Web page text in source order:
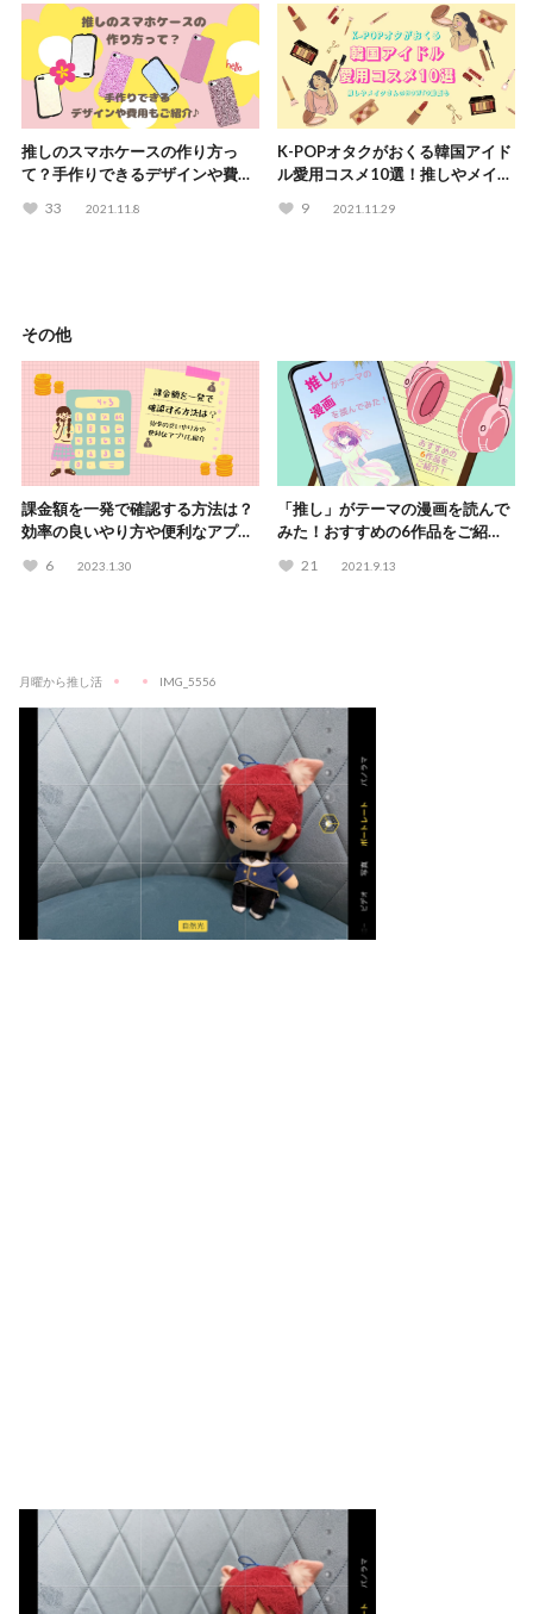
推しのスマホケースの作り方っ
て？手作りできるデザインや費用
33 2021.11.8
K-POPオタクがおくる韓国アイド
ル愛用コスメ10選！推しやメイク
9 2021.11.29
その他
課金額を一発で確認する方法は？
効率の良いやり方や便利なアプリ
6 2023.1.30
「推し」がテーマの漫画を読んで
みた！おすすめの6作品をご紹
21 2021.9.13
月曜から推し活 IMG_5556